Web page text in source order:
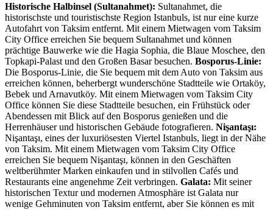
Historische Halbinsel (Sultanahmet): Sultanahmet, die
historischste und touristischste Region Istanbuls, ist nur eine kurze
Autofahrt von Taksim entfernt. Mit einem Mietwagen vom Taksim
City Office erreichen Sie bequem Sultanahmet und können
prächtige Bauwerke wie die Hagia Sophia, die Blaue Moschee, den
Topkapi-Palast und den Großen Basar besuchen. Bosporus-Linie:
Die Bosporus-Linie, die Sie bequem mit dem Auto von Taksim aus
erreichen können, beherbergt wunderschöne Stadtteile wie Ortaköy,
Bebek und Arnavutköy. Mit einem Mietwagen vom Taksim City
Office können Sie diese Stadtteile besuchen, ein Frühstück oder
Abendessen mit Blick auf den Bosporus genießen und die
Herrenhäuser und historischen Gebäude fotografieren. Nişantaşı:
Nişantaşı, eines der luxuriösesten Viertel Istanbuls, liegt in der Nähe
von Taksim. Mit einem Mietwagen vom Taksim City Office
erreichen Sie bequem Nişantaşı, können in den Geschäften
weltberühmter Marken einkaufen und in stilvollen Cafés und
Restaurants eine angenehme Zeit verbringen. Galata: Mit seiner
historischen Textur und modernen Atmosphäre ist Galata nur
wenige Gehminuten von Taksim entfernt, aber Sie können es mit